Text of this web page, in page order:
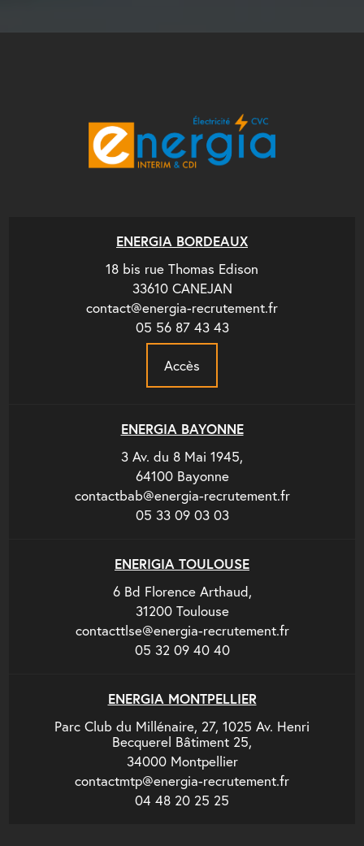
ENERGIA BORDEAUX
18 bis rue Thomas Edison
33610 CANEJAN
contact@energia-recrutement.fr
05 56 87 43 43
Accès
ENERGIA BAYONNE
3 Av. du 8 Mai 1945,
64100 Bayonne
contactbab@energia-recrutement.fr
05 33 09 03 03
ENERIGIA TOULOUSE
6 Bd Florence Arthaud,
31200 Toulouse
contacttlse@energia-recrutement.fr
05 32 09 40 40
ENERGIA MONTPELLIER
Parc Club du Millénaire, 27, 1025 Av. Henri
Becquerel Bâtiment 25,
34000 Montpellier
contactmtp@energia-recrutement.fr
04 48 20 25 25